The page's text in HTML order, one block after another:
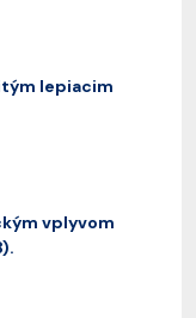
lepiacim
vplyvom